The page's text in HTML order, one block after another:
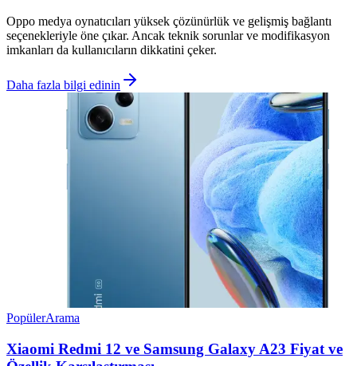
Oppo medya oynatıcıları yüksek çözünürlük ve gelişmiş bağlantı
seçenekleriyle öne çıkar. Ancak teknik sorunlar ve modifikasyon
imkanları da kullanıcıların dikkatini çeker.
Daha fazla bilgi edinin
PopülerArama
Xiaomi Redmi 12 ve Samsung Galaxy A23 Fiyat ve